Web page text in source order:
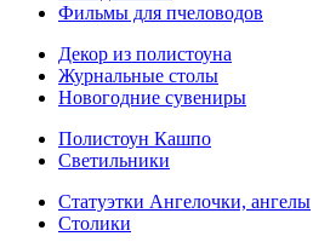
Фильмы для пчеловодов
Декор из полистоуна
Журнальные столы
Новогодние сувениры
Полистоун Кашпо
Светильники
Статуэтки Ангелочки, ангелы
Столики